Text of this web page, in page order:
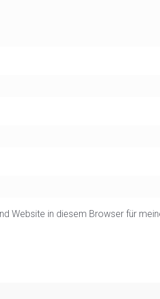
Website in diesem Browser für